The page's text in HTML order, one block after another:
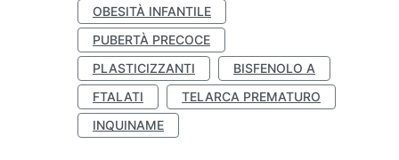
OBESITÀ INFANTILE
PUBERTÀ PRECOCE
PLASTICIZZANTI
BISFENOLO A
FTALATI
TELARCA PREMATURO
INQUINAME